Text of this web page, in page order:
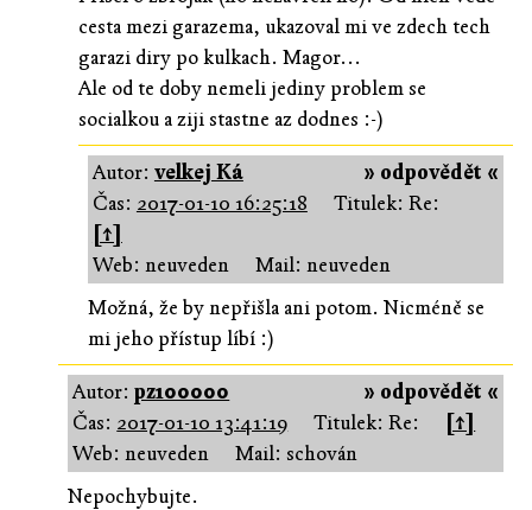
cesta mezi garazema, ukazoval mi ve zdech tech
garazi diry po kulkach. Magor...
Ale od te doby nemeli jediny problem se
socialkou a ziji stastne az dodnes :-)
» odpovědět «
Autor: velkej Ká
Čas: 2017-01-10 16:25:18
Titulek: Re:
[↑]
Web: neuveden
Mail: neuveden
Možná, že by nepřišla ani potom. Nicméně se
mi jeho přístup líbí :)
» odpovědět «
Autor:pz100000
Čas: 2017-01-10 13:41:19 Titulek: Re:
[↑]
Web: neuveden
Mail: schován
Nepochybujte.